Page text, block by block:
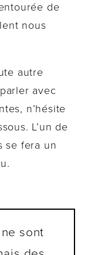
de
nous
autre
avec
n’hésite
L’un de
se fera un
sont